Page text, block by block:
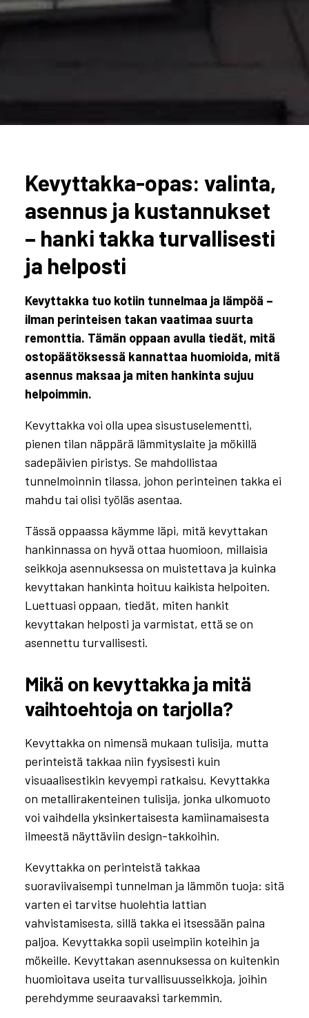
Kevyttakka-opas: valinta,
asennus ja kustannukset
– hanki takka turvallisesti
ja helposti
Kevyttakka tuo kotiin tunnelmaa ja lämpöä –
ilman perinteisen takan vaatimaa suurta
remonttia. Tämän oppaan avulla tiedät, mitä
ostopäätöksessä kannattaa huomioida, mitä
asennus maksaa ja miten hankinta sujuu
helpoimmin.
Kevyttakka voi olla upea sisustuselementti,
pienen tilan näppärä lämmityslaite ja mökillä
sadepäivien piristys. Se mahdollistaa
tunnelmoinnin tilassa, johon perinteinen takka ei
mahdu tai olisi työläs asentaa.
Tässä oppaassa käymme läpi, mitä kevyttakan
hankinnassa on hyvä ottaa huomioon, millaisia
seikkoja asennuksessa on muistettava ja kuinka
kevyttakan hankinta hoituu kaikista helpoiten.
Luettuasi oppaan, tiedät, miten hankit
kevyttakan helposti ja varmistat, että se on
asennettu turvallisesti.
Mikä on kevyttakka ja mitä
vaihtoehtoja on tarjolla?
Kevyttakka on nimensä mukaan tulisija, mutta
perinteistä takkaa niin fyysisesti kuin
visuaalisestikin kevyempi ratkaisu. Kevyttakka
on metallirakenteinen tulisija, jonka ulkomuoto
voi vaihdella yksinkertaisesta kamiinamaisesta
ilmeestä näyttäviin design-takkoihin.
Kevyttakka on perinteistä takkaa
suoraviivaisempi tunnelman ja lämmön tuoja: sitä
varten ei tarvitse huolehtia lattian
vahvistamisesta, sillä takka ei itsessään paina
paljoa. Kevyttakka sopii useimpiin koteihin ja
mökeille. Kevyttakan asennuksessa on kuitenkin
huomioitava useita turvallisuusseikkoja, joihin
perehdymme seuraavaksi tarkemmin.